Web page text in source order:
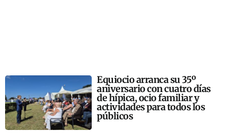
Equiocio arranca su 35º
aniversario con cuatro días
de hípica, ocio familiar y
actividades para todos los
públicos